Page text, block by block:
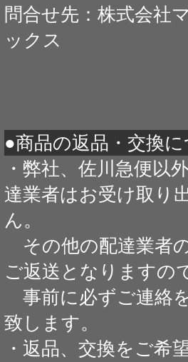
問合せ先：株式会社
ックス
●商品の返品・交換
・弊社、佐川急便以
達業者はお受け取り
ん。
その他の配達業者
ご返送となりますの
事前に必ずご連絡
致します。
・返品、交換をご希